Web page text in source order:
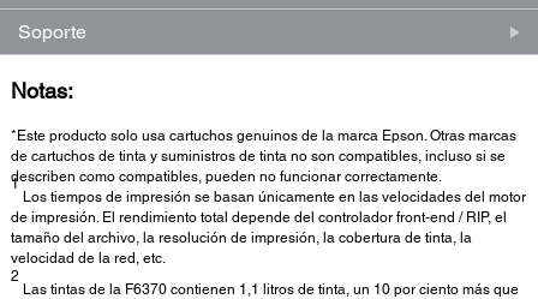
Soporte
Notas:
*Este producto solo usa cartuchos genuinos de la marca Epson. Otras marcas
de cartuchos de tinta y suministros de tinta no son compatibles, incluso si se
describen como compatibles, pueden no funcionar correctamente.
1
Los tiempos de impresión se basan únicamente en las velocidades del motor
de impresión. El rendimiento total depende del controlador front-end / RIP, el
tamaño del archivo, la resolución de impresión, la cobertura de tinta, la
velocidad de la red, etc.
2
Las tintas de la F6370 contienen 1,1 litros de tinta, un 10 por ciento más que